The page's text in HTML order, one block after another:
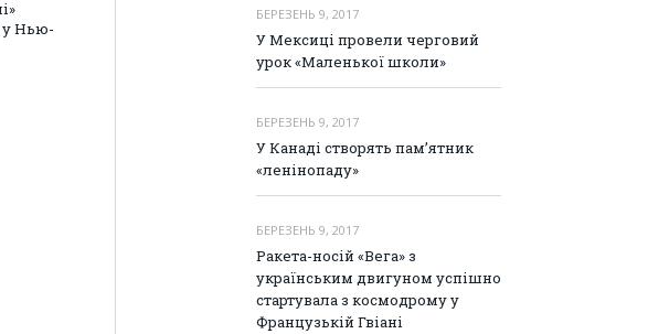
у Нью-
БЕРЕЗЕНЬ 9, 2017
У Мексиці провели черговий
урок «Маленької школи»
БЕРЕЗЕНЬ 9, 2017
У Канаді створять пам’ятник
«ленінопаду»
БЕРЕЗЕНЬ 9, 2017
Ракета-носій «Вега» з
українським двигуном успішно
стартувала з космодрому у
Французькій Гвіані